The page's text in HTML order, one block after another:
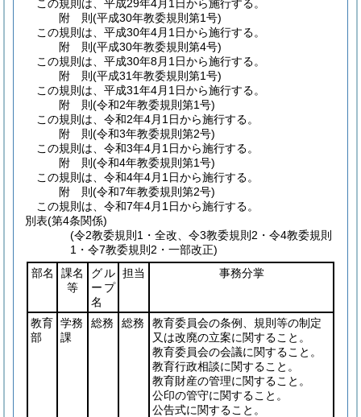
この規則は、平成29年4月1日から施行する。
附 則(平成30年教委規則第1号)
この規則は、平成30年4月1日から施行する。
附 則(平成30年教委規則第4号)
この規則は、平成30年8月1日から施行する。
附 則(平成31年教委規則第1号)
この規則は、平成31年4月1日から施行する。
附 則(令和2年教委規則第1号)
この規則は、令和2年4月1日から施行する。
附 則(令和3年教委規則第2号)
この規則は、令和3年4月1日から施行する。
附 則(令和4年教委規則第1号)
この規則は、令和4年4月1日から施行する。
附 則(令和7年教委規則第2号)
この規則は、令和7年4月1日から施行する。
別表(第4条関係)
(令2教委規則1・全改、令3教委規則2・令4教委規則
1・令7教委規則2・一部改正)
部名
課名
等
グル
ープ
名
担当 事務分掌
教育
部
学務
課
総務 総務
教育委員会の条例、規則等の制定
又は改廃の立案に関すること。
教育委員会の会議に関すること。
教育行政相談に関すること。
教育財産の管理に関すること。
公印の管守に関すること。
公告式に関すること。